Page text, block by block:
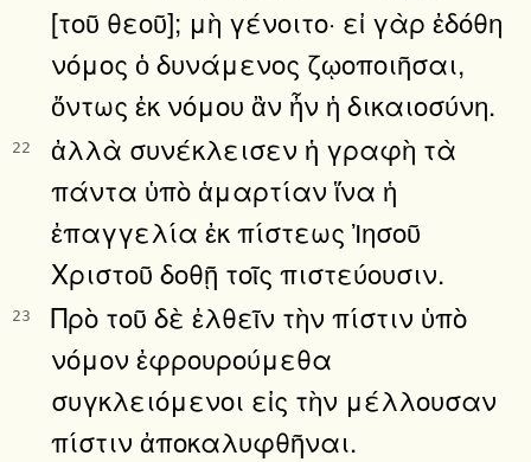
[τοῦ θεοῦ]; μὴ γένοιτο· εἰ γὰρ ἐδόθη
νόμος ὁ δυνάμενος ζῳοποιῆσαι,
ὄντως ἐκ νόμου ἂν ἦν ἡ δικαιοσύνη.
22
ἀλλὰ συνέκλεισεν ἡ γραφὴ τὰ
πάντα ὑπὸ ἁμαρτίαν ἵνα ἡ
ἐπαγγελία ἐκ πίστεως Ἰησοῦ
Χριστοῦ δοθῇ τοῖς πιστεύουσιν.
23
Πρὸ τοῦ δὲ ἐλθεῖν τὴν πίστιν ὑπὸ
νόμον ἐφρουρούμεθα
συγκλειόμενοι εἰς τὴν μέλλουσαν
πίστιν ἀποκαλυφθῆναι.